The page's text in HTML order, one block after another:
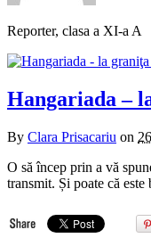
Reporter, clasa a XI-a A
Hangariada –
By Clara Prisacariu on
O să încep prin a vă
transmit. Și poate că